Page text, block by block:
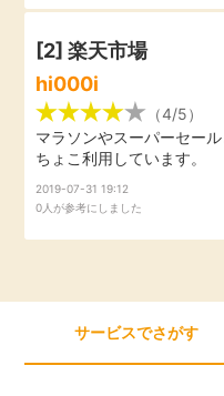
アンケート
ゲーム
買い物
モニター
買取・査定
学び
進学・教育
美容・健康
月額有料サー
銀行・金融・
[2]楽天市場
hi000i
（4/5）
マラソンやスーパーセー
ちょこ利用しています。
2019-07-31 19:12
0人が参考にしました
サービスでさがす